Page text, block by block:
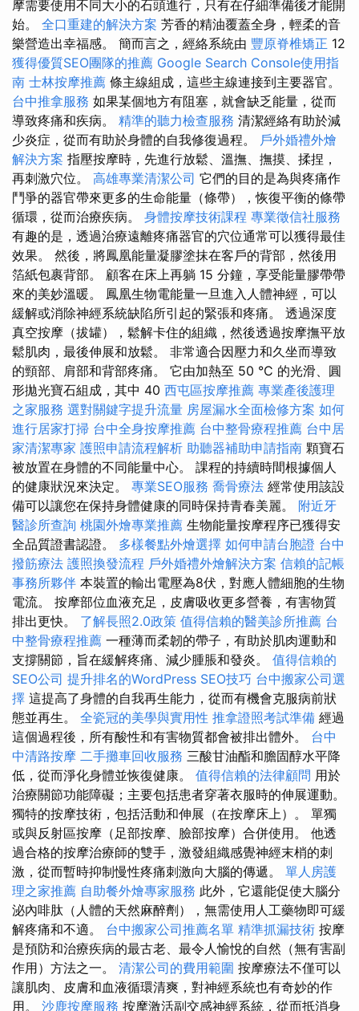
摩需要使用不同大小的石頭進行，只有在仔細準備後才能開
始。 全口重建的解決方案 芳香的精油覆蓋全身，輕柔的音
樂營造出幸福感。 簡而言之，經絡系統由 豐原脊椎矯正 12
獲得優質SEO團隊的推薦 Google Search Console使用指
南 士林按摩推薦 條主線組成，這些主線連接到主要器官。
台中推拿服務 如果某個地方有阻塞，就會缺乏能量，從而
導致疼痛和疾病。 精準的聽力檢查服務 清潔經絡有助於減
少炎症，從而有助於身體的自我修復過程。 戶外婚禮外燴
解決方案 指壓按摩時，先進行放鬆、溫撫、撫摸、揉捏，
再刺激穴位。 高雄專業清潔公司 它們的目的是為與疼痛作
鬥爭的器官帶來更多的生命能量（條帶），恢復平衡的條帶
循環，從而治療疾病。 身體按摩技術課程 專業徵信社服務
有趣的是，透過治療遠離疼痛器官的穴位通常可以獲得最佳
效果。 然後，將鳳凰能量凝膠塗抹在客戶的背部，然後用
箔紙包裹背部。 顧客在床上再躺 15 分鐘，享受能量膠帶帶
來的美妙溫暖。 鳳凰生物電能量一旦進入人體神經，可以
緩解或消除神經系統缺陷所引起的緊張和疼痛。 透過深度
真空按摩（拔罐），鬆解卡住的組織，然後透過按摩撫平放
鬆肌肉，最後伸展和放鬆。 非常適合因壓力和久坐而導致
的頸部、肩部和背部疼痛。 它由加熱至 50 °C 的光滑、圓
形拋光寶石組成，其中 40 西屯區按摩推薦 專業產後護理
之家服務 選對關鍵字提升流量 房屋漏水全面檢修方案 如何
進行居家打掃 台中全身按摩推薦 台中整骨療程推薦 台中居
家清潔專家 護照申請流程解析 助聽器補助申請指南 顆寶石
被放置在身體的不同能量中心。 課程的持續時間根據個人
的健康狀況來決定。 專業SEO服務 喬骨療法 經常使用該設
備可以讓您在保持身體健康的同時保持青春美麗。 附近牙
醫診所查詢 桃園外燴專業推薦 生物能量按摩程序已獲得安
全品質證書認證。 多樣餐點外燴選擇 如何申請台胞證 台中
撥筋療法 護照換發流程 戶外婚禮外燴解決方案 信賴的記帳
事務所夥伴 本裝置的輸出電壓為8伏，對應人體細胞的生物
電流。 按摩部位血液充足，皮膚吸收更多營養，有害物質
排出更快。 了解長照2.0政策 值得信賴的醫美診所推薦 台
中整骨療程推薦 一種薄而柔韌的帶子，有助於肌肉運動和
支撐關節，旨在緩解疼痛、減少腫脹和發炎。 值得信賴的
SEO公司 提升排名的WordPress SEO技巧 台中搬家公司選
擇 這提高了身體的自我再生能力，從而有機會克服病前狀
態並再生。 全瓷冠的美學與實用性 推拿證照考試準備 經過
這個過程後，所有酸性和有害物質都會被排出體外。 台中
中清路按摩 二手攤車回收服務 三酸甘油酯和膽固醇水平降
低，從而淨化身體並恢復健康。 值得信賴的法律顧問 用於
治療關節功能障礙；主要包括患者穿著衣服時的伸展運動。
獨特的按摩技術，包括活動和伸展（在按摩床上）。 單獨
或與反射區按摩（足部按摩、臉部按摩）合併使用。 他透
過合格的按摩治療師的雙手，激發組織感覺神經末梢的刺
激，從而暫時抑制慢性疼痛刺激向大腦的傳遞。 單人房護
理之家推薦 自助餐外燴專家服務 此外，它還能促使大腦分
泌內啡肽（人體的天然麻醉劑），無需使用人工藥物即可緩
解疼痛和不適。 台中搬家公司推薦名單 精準抓漏技術 按摩
是預防和治療疾病的最古老、最令人愉悅的自然（無有害副
作用）方法之一。 清潔公司的費用範圍 按摩療法不僅可以
讓肌肉、皮膚和血液循環清爽，對神經系統也有奇妙的作
用。 沙鹿按摩服務 按摩激活副交感神經系統，從而抵消身